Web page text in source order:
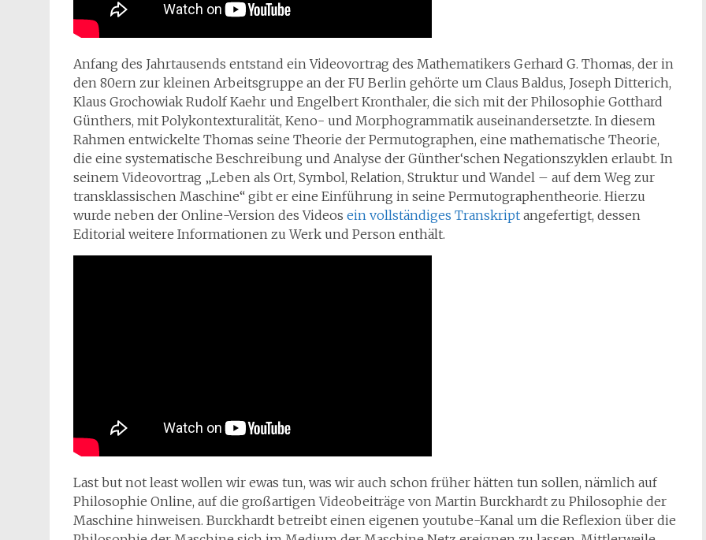
Anfang des Jahrtausends entstand ein Videovortrag des Mathematikers Gerhard G. Thomas, der in
den 80ern zur kleinen Arbeitsgruppe an der FU Berlin gehörte um Claus Baldus, Joseph Ditterich,
Klaus Grochowiak Rudolf Kaehr und Engelbert Kronthaler, die sich mit der Philosophie Gotthard
Günthers, mit Polykontexturalität, Keno- und Morphogrammatik auseinandersetzte. In diesem
Rahmen entwickelte Thomas seine Theorie der Permutographen, eine mathematische Theorie,
die eine systematische Beschreibung und Analyse der Günther‘schen Negationszyklen erlaubt. In
seinem Videovortrag „Leben als Ort, Symbol, Relation, Struktur und Wandel – auf dem Weg zur
transklassischen Maschine“ gibt er eine Einführung in seine Permutographentheorie. Hierzu
wurde neben der Online-Version des Videos ein vollständiges Transkript angefertigt, dessen
Editorial weitere Informationen zu Werk und Person enthält.
Last but not least wollen wir ewas tun, was wir auch schon früher hätten tun sollen, nämlich auf
Philosophie Online, auf die großartigen Videobeiträge von Martin Burckhardt zu Philosophie der
Maschine hinweisen. Burckhardt betreibt einen eigenen youtube-Kanal um die Reflexion über die